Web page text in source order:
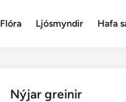
Flóra Ljósmyndir Hafa
Nýjar greinir